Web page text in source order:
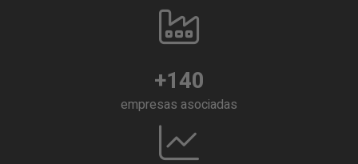
empresas asociadas
+140